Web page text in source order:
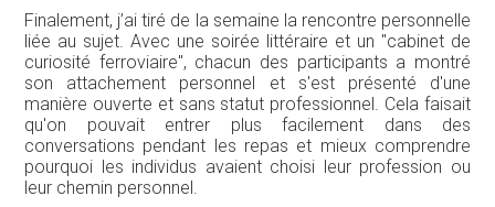
Finalement, j’ai tiré de la semaine la rencontre personnelle
liée au sujet. Avec une soirée littéraire et un "cabinet de
curiosité ferroviaire", chacun des participants a montré
son attachement personnel et s'est présenté d'une
manière ouverte et sans statut professionnel. Cela faisait
qu'on pouvait entrer plus facilement dans des
conversations pendant les repas et mieux comprendre
pourquoi les individus avaient choisi leur profession ou
leur chemin personnel.